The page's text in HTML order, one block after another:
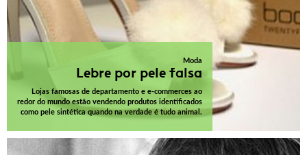
Moda
Lebre por pele falsa
Lojas famosas de departamento e e-commerces ao
redor do mundo estão vendendo produtos identificados
como pele sintética quando na verdade é tudo animal.